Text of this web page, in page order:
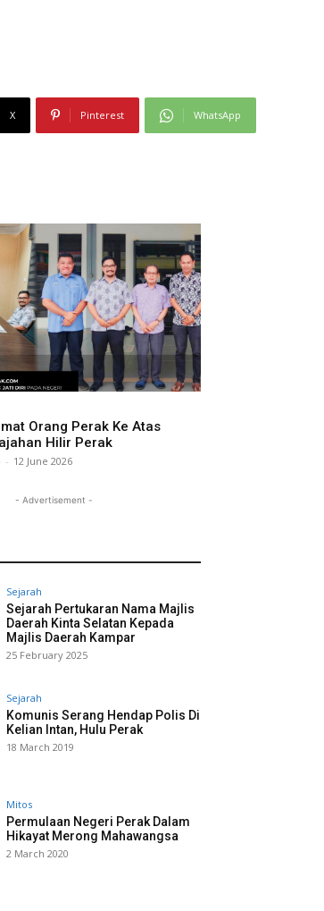
X Pinterest WhatsApp
Orang Perak Ke Atas
Hilir Perak
- 12 June 2026
- Advertisement -
Sejarah
Sejarah Pertukaran Nama Majlis
Daerah Kinta Selatan Kepada
Majlis Daerah Kampar
25 February 2025
Sejarah
Komunis Serang Hendap Polis Di
Kelian Intan, Hulu Perak
18 March 2019
Mitos
Permulaan Negeri Perak Dalam
Hikayat Merong Mahawangsa
2 March 2020